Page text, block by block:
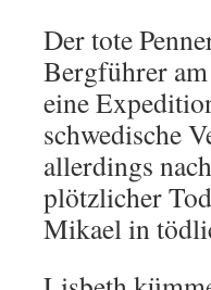
Der tote
Bergführer
eine
schwedische
allerdings
plötzlicher
Mikael in